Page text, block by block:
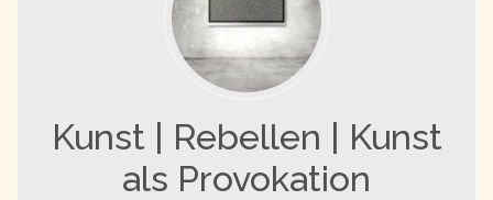
Kunst | Rebellen | Kunst
als Provokation